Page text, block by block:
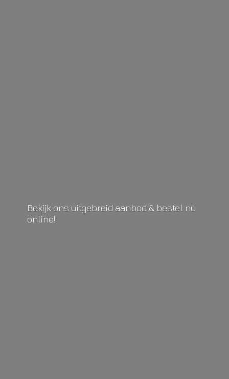
Bekijk ons uitgebreid aanbod & bestel nu
online!